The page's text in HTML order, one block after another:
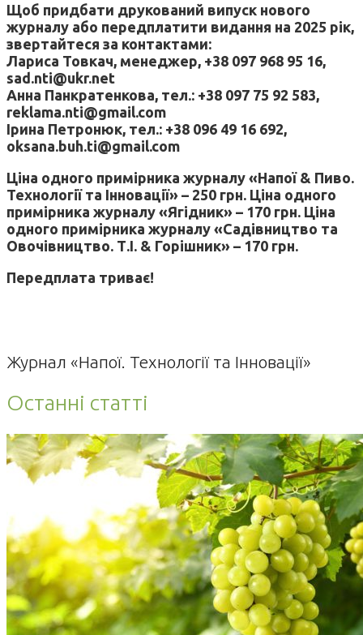
Щоб придбати друкований випуск нового
журналу або передплатити видання на 2025 рік,
звертайтеся за контактами:
Лариса Товкач, менеджер, +38 097 968 95 16,
sad.nti@ukr.net
Анна Панкратенкова, тел.: +38 097 75 92 583,
reklama.nti@gmail.com
Ірина Петронюк, тел.: +38 096 49 16 692,
oksana.buh.ti@gmail.com
Ціна одного примірника журналу «Напої & Пиво.
Технології та Інновації» – 250 грн. Ціна одного
примірника журналу «Ягідник» – 170 грн. Ціна
одного примірника журналу «Садівництво та
Овочівництво. Т.І. & Горішник» – 170 грн.
Передплата триває!
Журнал «Напої. Технології та Інновації»
Останні статті